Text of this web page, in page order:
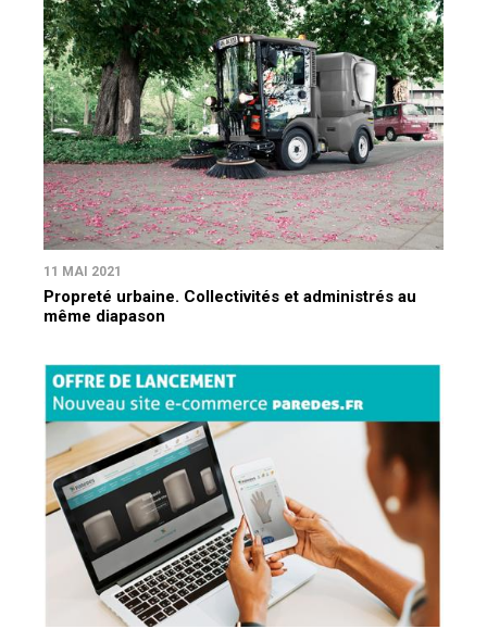
11 MAI 2021
Propreté urbaine. Collectivités et administrés au
même diapason